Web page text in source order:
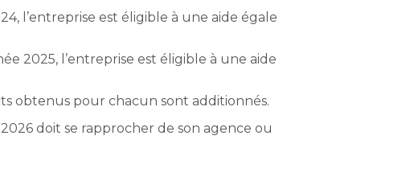
l’entreprise est éligible à une aide égale
2025, l’entreprise est éligible à une aide
obtenus pour chacun sont additionnés.
doit se rapprocher de son agence ou